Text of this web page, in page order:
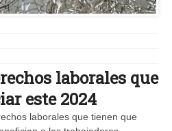
laborales que
este 2024
laborales que tienen que